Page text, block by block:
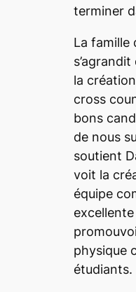
terminer
La famille
la
cross
bons
de nous
soutient
voit la
équipe
physique
étudiants.